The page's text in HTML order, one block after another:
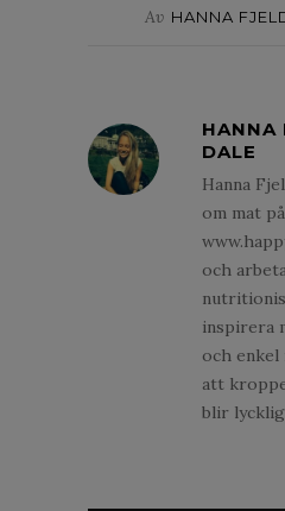
Av HANNA
HANNA
DALE
Hanna
om mat på
och
inspirera
och enkel
att
blir